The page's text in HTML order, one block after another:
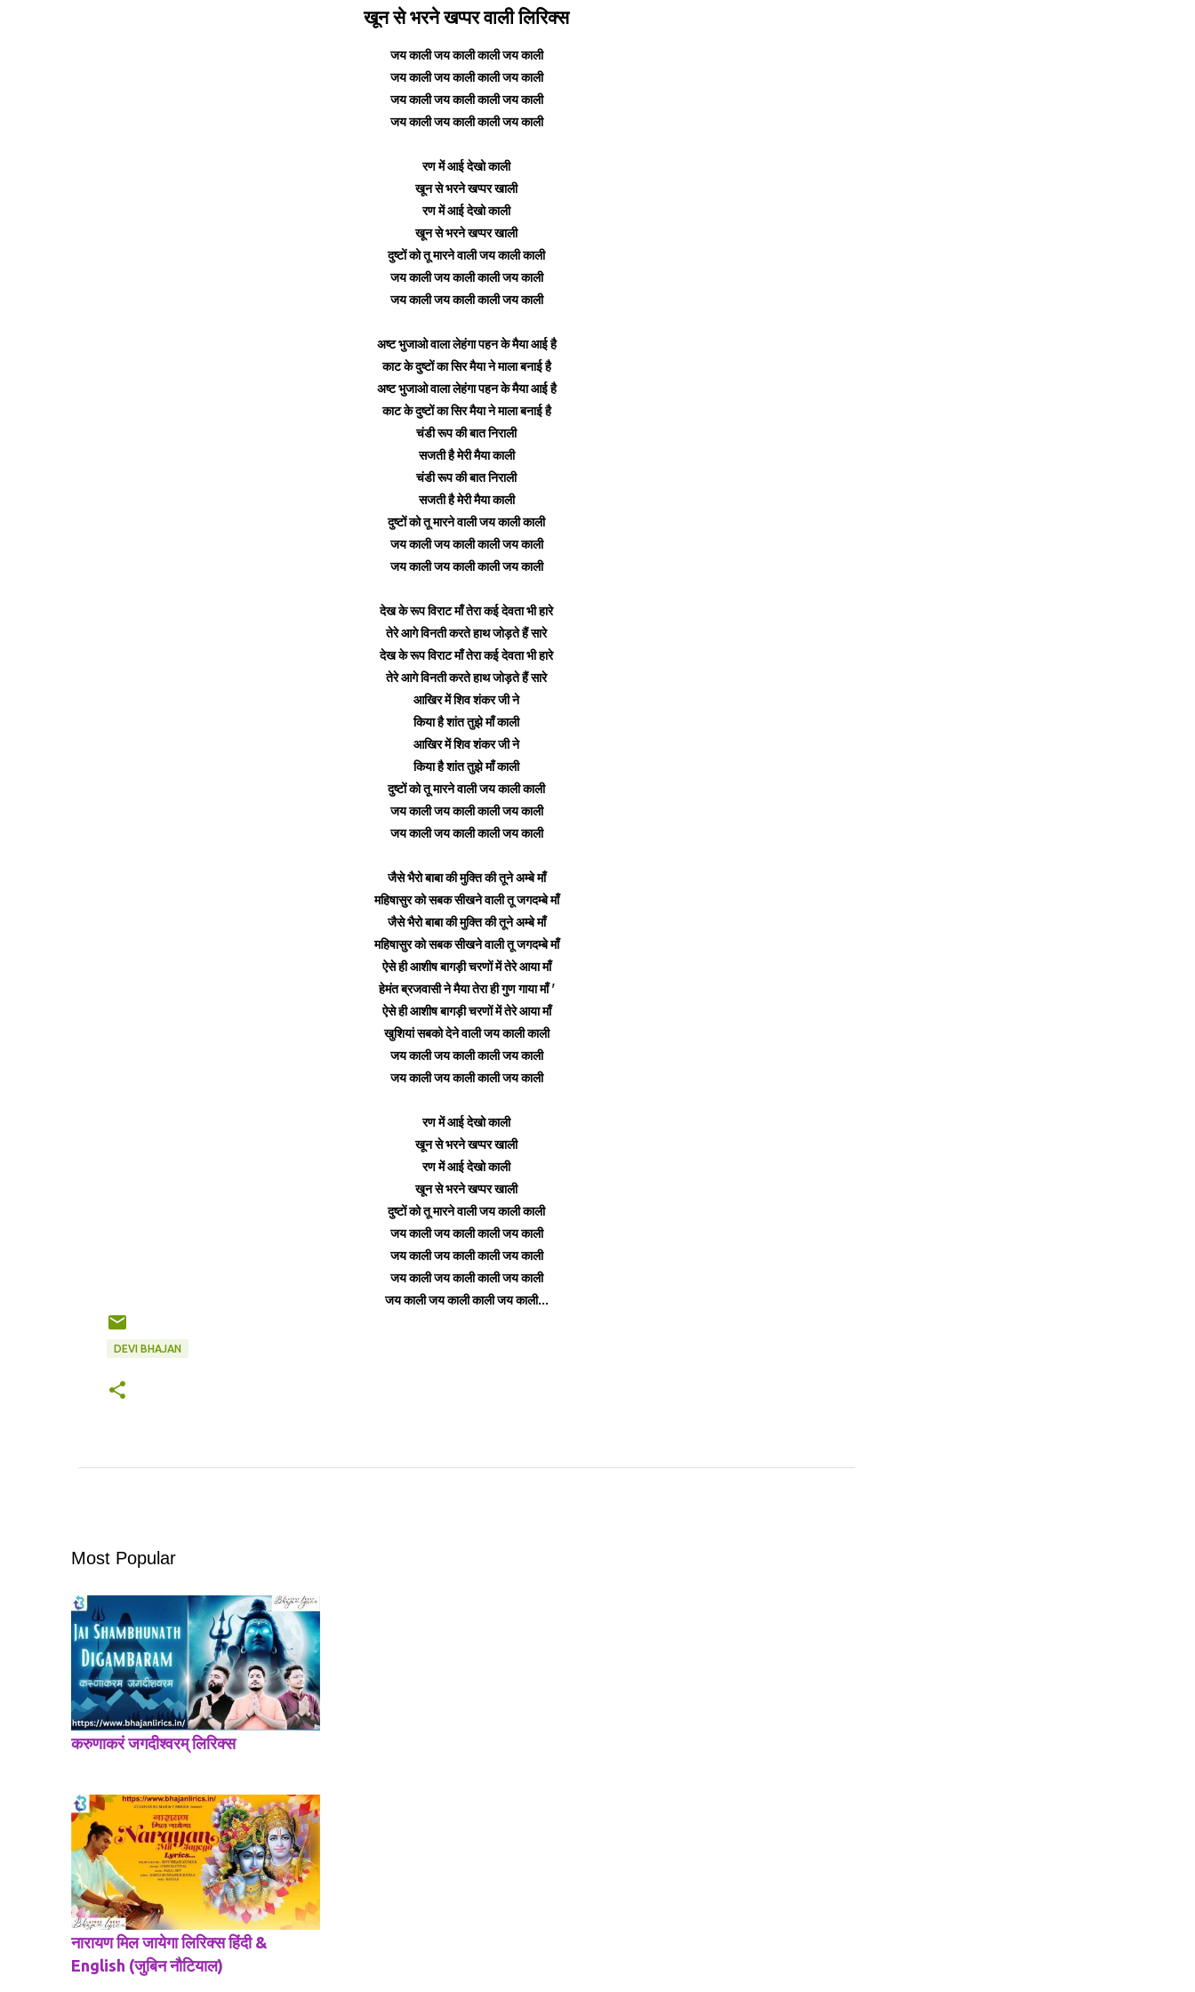
खून से भरने खप्पर वाली लिरिक्स
जय काली जय काली काली जय काली
जय काली जय काली काली जय काली
जय काली जय काली काली जय काली
जय काली जय काली काली जय काली
रण में आई देखो काली
खून से भरने खप्पर खाली
रण में आई देखो काली
खून से भरने खप्पर खाली
दुष्टों को तू मारने वाली जय काली काली
जय काली जय काली काली जय काली
जय काली जय काली काली जय काली
अष्ट भुजाओ वाला लेहंगा पहन के मैया आई है
काट के दुष्टों का सिर मैया ने माला बनाई है
अष्ट भुजाओ वाला लेहंगा पहन के मैया आई है
काट के दुष्टों का सिर मैया ने माला बनाई है
चंडी रूप की बात निराली
सजती है मेरी मैया काली
चंडी रूप की बात निराली
सजती है मेरी मैया काली
दुष्टों को तू मारने वाली जय काली काली
जय काली जय काली काली जय काली
जय काली जय काली काली जय काली
देख के रूप विराट माँ तेरा कई देवता भी हारे
तेरे आगे विनती करते हाथ जोड़ते हैं सारे
देख के रूप विराट माँ तेरा कई देवता भी हारे
तेरे आगे विनती करते हाथ जोड़ते हैं सारे
आखिर में शिव शंकर जी ने
किया है शांत तुझे माँ काली
आखिर में शिव शंकर जी ने
किया है शांत तुझे माँ काली
दुष्टों को तू मारने वाली जय काली काली
जय काली जय काली काली जय काली
जय काली जय काली काली जय काली
जैसे भैरो बाबा की मुक्ति की तूने अम्बे माँ
महिषासुर को सबक सीखने वाली तू जगदम्बे माँ
जैसे भैरो बाबा की मुक्ति की तूने अम्बे माँ
महिषासुर को सबक सीखने वाली तू जगदम्बे माँ
ऐसे ही आशीष बागड़ी चरणों में तेरे आया माँ
हेमंत ब्रजवासी ने मैया तेरा ही गुण गाया माँ '
ऐसे ही आशीष बागड़ी चरणों में तेरे आया माँ
खुशियां सबको देने वाली जय काली काली
जय काली जय काली काली जय काली
जय काली जय काली काली जय काली
रण में आई देखो काली
खून से भरने खप्पर खाली
रण में आई देखो काली
खून से भरने खप्पर खाली
दुष्टों को तू मारने वाली जय काली काली
जय काली जय काली काली जय काली
जय काली जय काली काली जय काली
जय काली जय काली काली जय काली
जय काली जय काली काली जय काली...
DEVI BHAJAN
Most Popular
करुणाकरं जगदीश्वरम् लिरिक्स
नारायण मिल जायेगा लिरिक्स हिंदी &
English (जुबिन नौटियाल)